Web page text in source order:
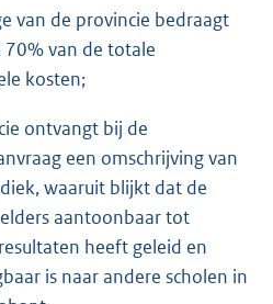
van de provincie bedraagt
van de totale
kosten;
ontvangt bij de
een omschrijving van
waaruit blijkt dat de
aantoonbaar tot
heeft geleid en
is naar andere scholen in